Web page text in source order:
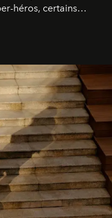
héros, certains
une ferveur intacte.